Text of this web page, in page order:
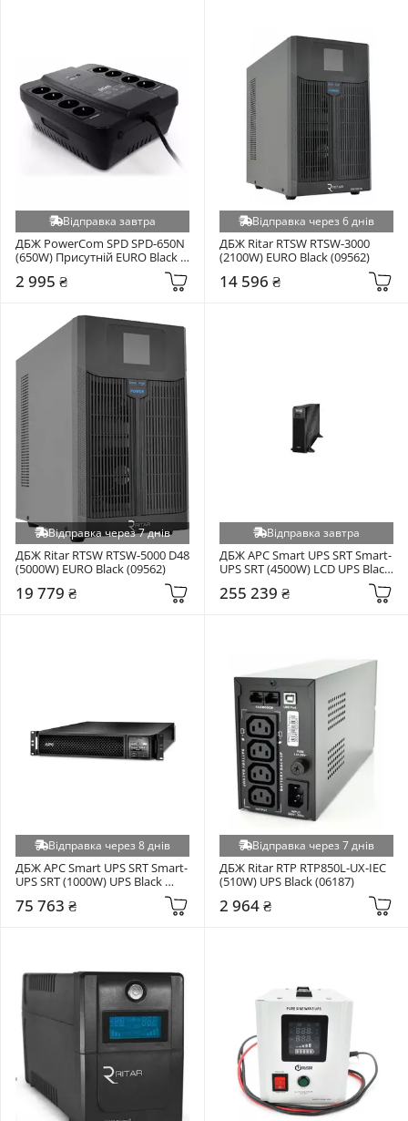
Відправка завтра
ДБЖ PowerCom SPD SPD-650N
(650W) Присутній EURO Black
2 995 ₴
Відправка через 6 днів
ДБЖ Ritar RTSW RTSW-3000
(2100W) EURO Black (09562)
14 596 ₴
Відправка через 7 днів
ДБЖ Ritar RTSW RTSW-5000 D48
(5000W) EURO Black (09562)
19 779 ₴
Відправка завтра
ДБЖ APC Smart UPS SRT Smart-
UPS SRT (4500W) LCD UPS Black
255 239 ₴
Відправка через 8 днів
ДБЖ APC Smart UPS SRT Smart-
UPS SRT (1000W) UPS Black
75 763 ₴
Відправка через 7 днів
ДБЖ Ritar RTP RTP850L-UX-IEC
(510W) UPS Black (06187)
2 964 ₴